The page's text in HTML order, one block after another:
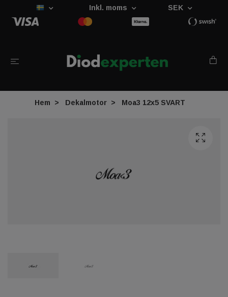
Inkl. moms SEK
Hem Dekalmotor Moa3 12x5 SVART